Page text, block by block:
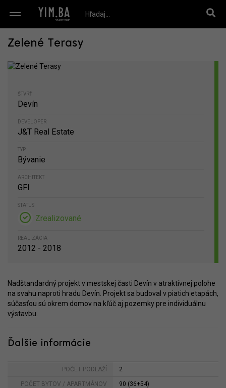
Zelené Terasy
ŠTVRŤ
Devín
DEVELOPER
J&T Real Estate
TYP
Bývanie
ARCHITEKT
GFI
STATUS
Zrealizované
REALIZÁCIA
2012 - 2018
Nadštandardný projekt v mestskej časti Devín v atraktívnej polohe
na svahu naproti hradu Devín. Projekt sa budoval v piatich etapách,
súčasťou sú okrem domov na kľúč aj pozemky pre individuálnu
výstavbu.
Ďalšie informácie
POČET PODLAŽÍ 2
POČET BYTOV / APARTMÁNOV 90 (36+54)